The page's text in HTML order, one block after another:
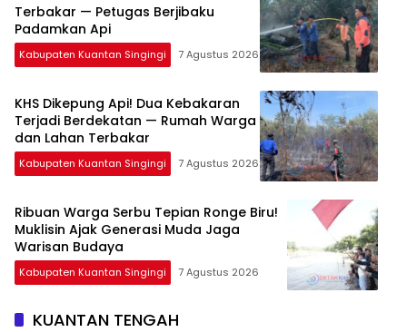
Terbakar — Petugas Berjibaku
Padamkan Api
Kabupaten Kuantan Singingi 7 Agustus 2026
KHS Dikepung Api! Dua Kebakaran
Terjadi Berdekatan — Rumah Warga
dan Lahan Terbakar
Kabupaten Kuantan Singingi 7 Agustus 2026
Ribuan Warga Serbu Tepian Ronge Biru!
Muklisin Ajak Generasi Muda Jaga
Warisan Budaya
Kabupaten Kuantan Singingi 7 Agustus 2026
KUANTAN TENGAH